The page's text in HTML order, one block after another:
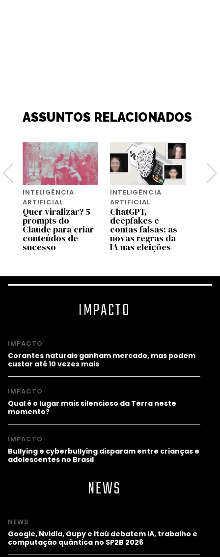
ASSUNTOS RELACIONADOS
INTELIGÊNCIA
ARTIFICIAL
Quer viralizar? 5
prompts do
Claude para criar
conteúdos de
sucesso
INTELIGÊNCIA
ARTIFICIAL
ChatGPT,
deepfakes e
contas falsas: as
novas regras da
IA nas eleições
IMPACTO
IMPACTO
Corantes naturais ganham mercado, mas podem
custar até 10 vezes mais
IMPACTO
Qual é o lugar mais silencioso da Terra neste
momento?
IMPACTO
Bullying e cyberbullying disparam entre crianças e
adolescentes no Brasil
NEWS
NEWS
Google, Nvidia, Gupy e Itaú debatem IA, trabalho e
computação quântica no SP2B 2026